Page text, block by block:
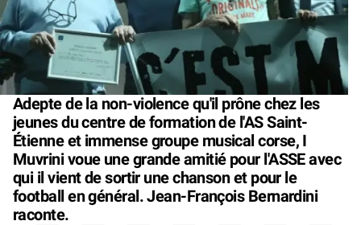
Adepte de la non-violence qu'il prône chez les
jeunes du centre de formation de l'AS Saint-
Étienne et immense groupe musical corse, I
Muvrini voue une grande amitié pour l'ASSE avec
qui il vient de sortir une chanson et pour le
football en général. Jean-François Bernardini
raconte.